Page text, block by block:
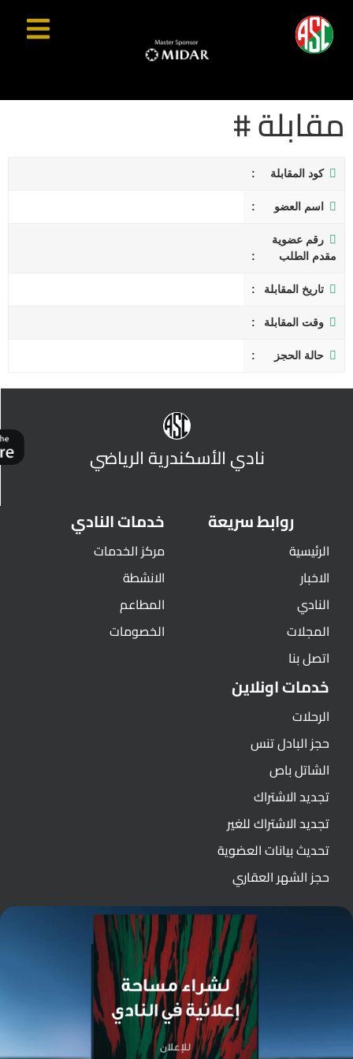
مقابلة #
كود المقابلة
اسم العضو
رقم عضوية
مقدم الطلب
تاريخ المقابلة
وقت المقابلة
حالة الحجز
نادي الأسكندرية الرياضي
روابط سريعة
الرئيسية
الاخبار
النادي
المجلات
اتصل بنا
خدمات النادي
مركز الخدمات
الانشطة
المطاعم
الخصومات
خدمات اونلاين
الرحلات
حجز البادل تنس
الشاتل باص
تجديد الاشتراك
تجديد الاشتراك للغير
تحديث بيانات العضوية
حجز الشهر العقاري